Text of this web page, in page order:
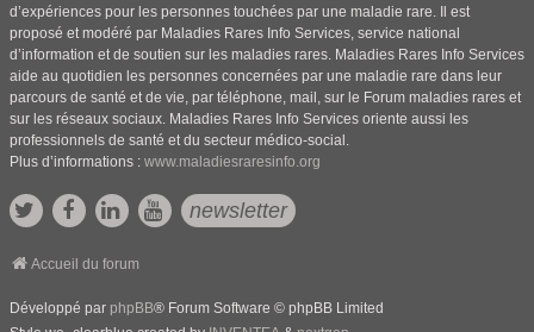
d’expériences pour les personnes touchées par une maladie rare. Il est
proposé et modéré par Maladies Rares Info Services, service national
d’information et de soutien sur les maladies rares. Maladies Rares Info Services
aide au quotidien les personnes concernées par une maladie rare dans leur
parcours de santé et de vie, par téléphone, mail, sur le Forum maladies rares et
sur les réseaux sociaux. Maladies Rares Info Services oriente aussi les
professionnels de santé et du secteur médico-social.
Plus d’informations : www.maladiesraresinfo.org
newsletter
Accueil du forum
Développé par phpBB® Forum Software © phpBB Limited